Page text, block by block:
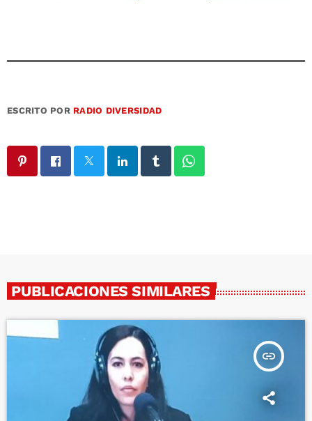
ESCRITO POR RADIO DIVERSIDAD
PUBLICACIONES SIMILARES
insert_link